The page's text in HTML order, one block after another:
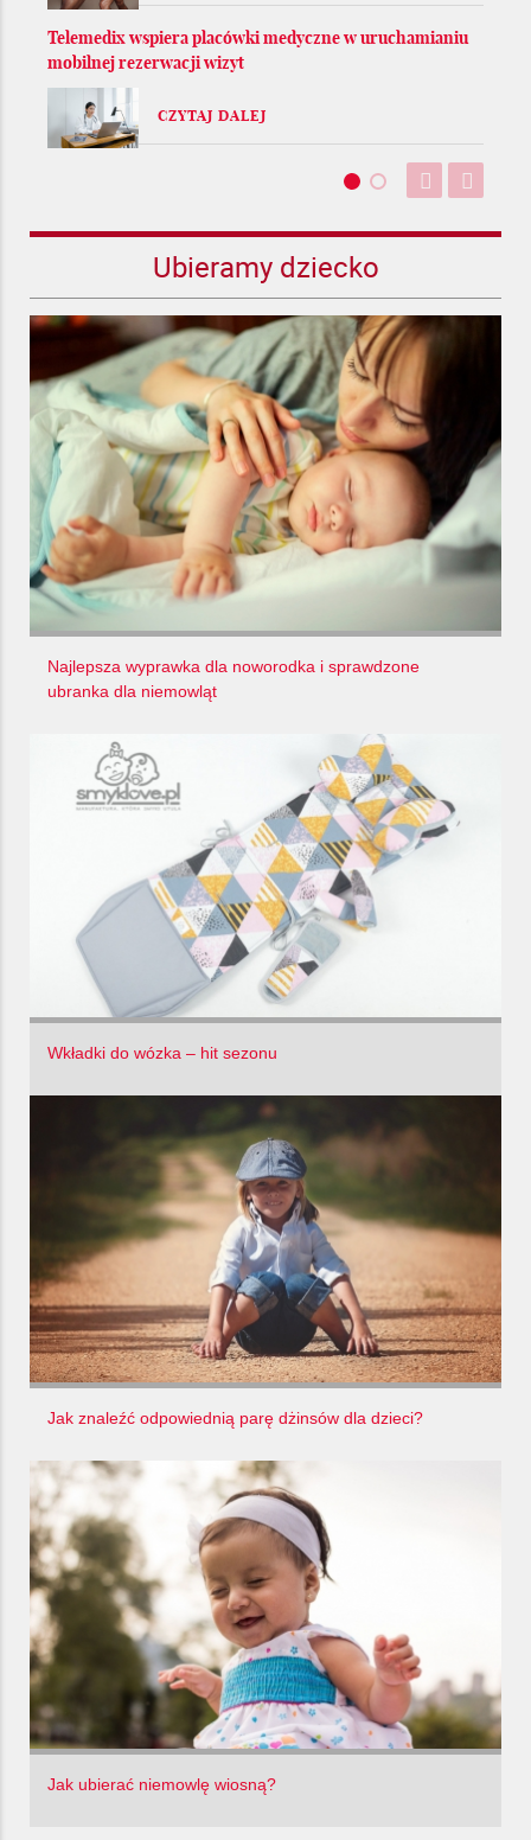
Telemedix wspiera placówki medyczne w uruchamianiu
mobilnej rezerwacji wizyt
CZYTAJ DALEJ
Ubieramy dziecko
Najlepsza wyprawka dla noworodka i sprawdzone
ubranka dla niemowląt
Wkładki do wózka – hit sezonu
Jak znaleźć odpowiednią parę dżinsów dla dzieci?
Jak ubierać niemowlę wiosną?